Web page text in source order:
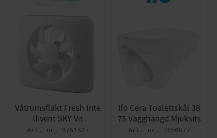
Våtrumsfläkt Fresh Inte
llivent SKY Vit
8751527
Ifö Cera Toalettskål 38
75 Vägghängd Mjuksits
7856077